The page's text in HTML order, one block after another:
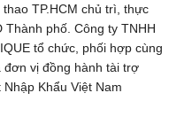
TP.HCM chủ trì, thực
phố. Công ty TNHH
tổ chức, phối hợp cùng
đơn vị đồng hành tài trợ
Khẩu Việt Nam